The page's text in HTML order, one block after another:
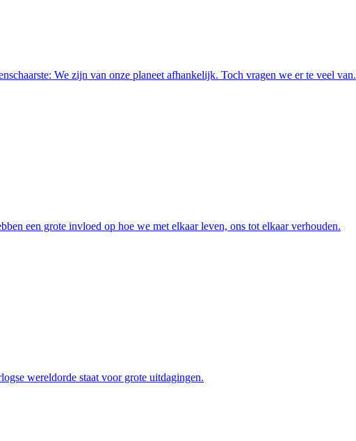
We zijn van onze planeet afhankelijk. Toch vragen we er te veel van.
een grote invloed op hoe we met elkaar leven, ons tot elkaar verhouden.
wereldorde staat voor grote uitdagingen.